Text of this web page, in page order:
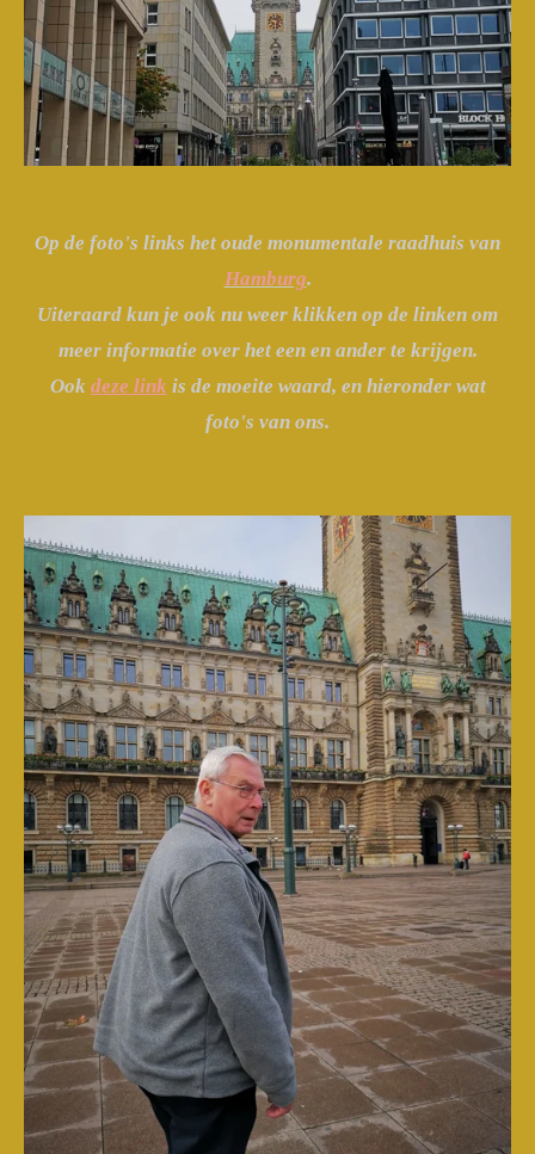
Op de foto's links het oude monumentale raadhuis van
Hamburg.
Uiteraard kun je ook nu weer klikken op de linken om
meer informatie over het een en ander te krijgen.
Ook deze link is de moeite waard, en hieronder wat
foto's van ons.